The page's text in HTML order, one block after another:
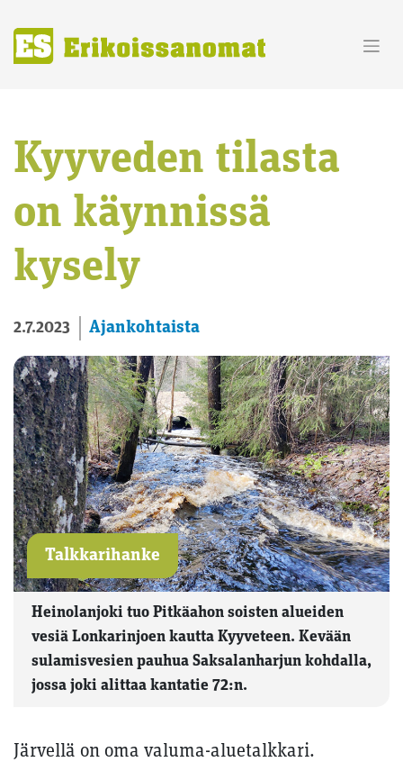
content
Kyyveden tilasta
on käynnissä
kysely
2.7.2023 Ajankohtaista
Talkkarihanke
Heinolanjoki tuo Pitkäahon soisten alueiden
vesiä Lonkarinjoen kautta Kyyveteen. Kevään
sulamisvesien pauhua Saksalanharjun kohdalla,
jossa joki alittaa kantatie 72:n.
Järvellä on oma valuma-aluetalkkari.